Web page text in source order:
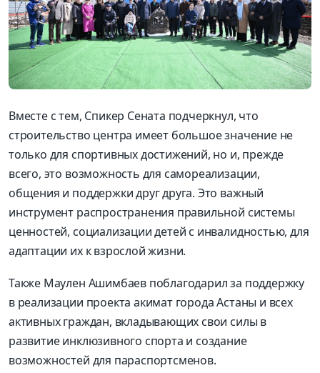
Вместе с тем, Спикер Сената подчеркнул, что
строительство центра имеет большое значение не
только для спортивных достижений, но и, прежде
всего, это возможность для самореализации,
общения и поддержки друг друга. Это важный
инструмент распространения правильной системы
ценностей, социализации детей с инвалидностью, для
адаптации их к взрослой жизни.
Также Маулен Ашимбаев поблагодарил за поддержку
в реализации проекта акимат города Астаны и всех
активных граждан, вкладывающих свои силы в
развитие инклюзивного спорта и создание
возможностей для параспортсменов.